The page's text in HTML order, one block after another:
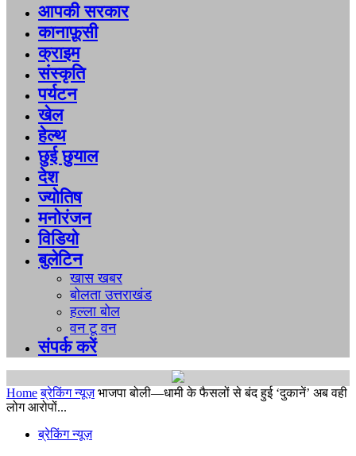
आपकी सरकार
कानाफ़ूसी
क्राइम
संस्कृति
पर्यटन
खेल
हेल्थ
छुई छुयाल
देश
ज्योतिष
मनोरंजन
विडियो
बुलेटिन
खास खबर
बोलता उत्तराखंड
हल्ला बोल
वन टू वन
संपर्क करें
Home ब्रेकिंग न्यूज़ भाजपा बोली—धामी के फैसलों से बंद हुई ‘दुकानें’ अब वही
लोग आरोपों...
ब्रेकिंग न्यूज़